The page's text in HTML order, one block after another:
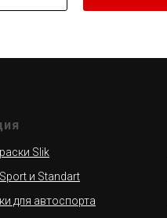
Slik
и Standart
для автоспорта